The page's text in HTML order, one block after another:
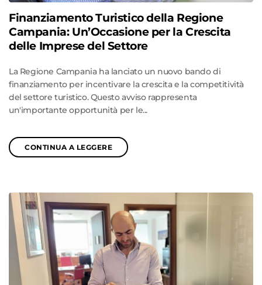
Finanziamento Turistico della Regione
Campania: Un’Occasione per la Crescita
delle Imprese del Settore
La Regione Campania ha lanciato un nuovo bando di
finanziamento per incentivare la crescita e la competitività
del settore turistico. Questo avviso rappresenta
un'importante opportunità per le...
CONTINUA A LEGGERE